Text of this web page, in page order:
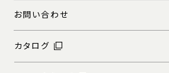
お問い合わせ
カタログ